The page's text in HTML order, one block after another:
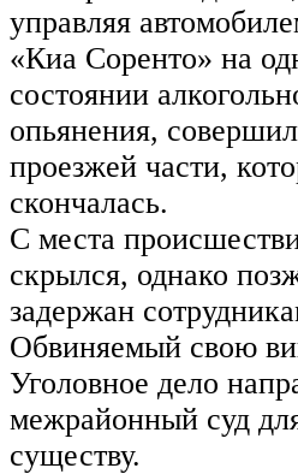
управляя
«Киа Соренто» на
состоянии
опьянения,
проезжей части,
скончалась.
С места
скрылся, однако
задержан
Обвиняемый свою
Уголовное дело
межрайонный суд
существу.